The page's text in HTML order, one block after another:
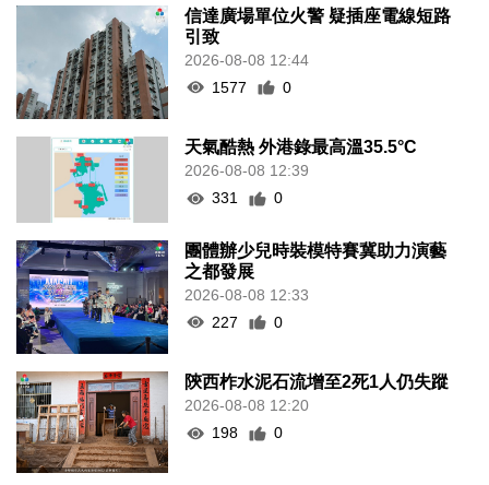
信達廣場單位火警 疑插座電線短路
引致
2026-08-08 12:44
1577
0
天氣酷熱 外港錄最高溫35.5°C
2026-08-08 12:39
331
0
團體辦少兒時裝模特賽冀助力演藝
之都發展
2026-08-08 12:33
227
0
陝西柞水泥石流增至2死1人仍失蹤
2026-08-08 12:20
198
0